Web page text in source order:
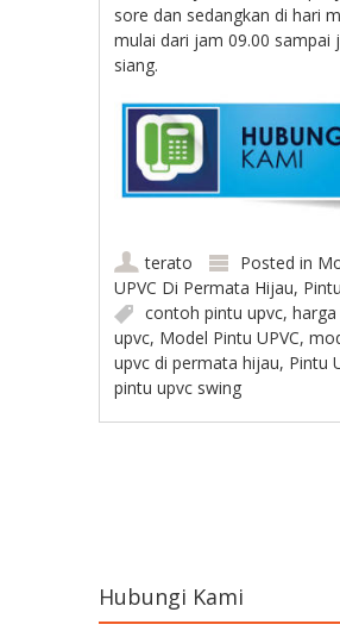
sore dan sedangkan di hari
mulai dari jam 09.00 sampai
siang.
terato Posted in
UPVC Di Permata Hijau,
contoh pintu upvc,
upvc, Model Pintu UPVC,
upvc di permata hijau, Pintu
pintu upvc swing
Hubungi Kami